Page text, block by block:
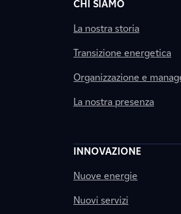
CHI SIAMO
La nostra storia
Transizione energetica
Organizzazione e
La nostra presenza
INNOVAZIONE
Nuove energie
Nuovi servizi